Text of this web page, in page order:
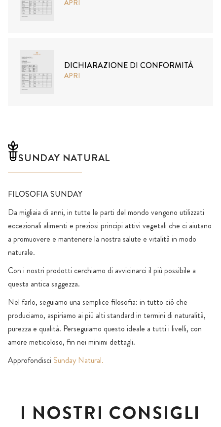
APRI
DICHIARAZIONE DI CONFORMITÀ
APRI
SUNDAY NATURAL
FILOSOFIA SUNDAY
Da migliaia di anni, in tutte le parti del mondo vengono utilizzati
eccezionali alimenti e preziosi principi attivi vegetali che ci aiutano
a promuovere e mantenere la nostra salute e vitalità in modo
naturale.
Con i nostri prodotti cerchiamo di avvicinarci il più possibile a
questa antica saggezza.
Nel farlo, seguiamo una semplice filosofia: in tutto ciò che
produciamo, aspiriamo ai più alti standard in termini di naturalità,
purezza e qualità. Perseguiamo questo ideale a tutti i livelli, con
amore meticoloso, fin nei minimi dettagli.
Approfondisci Sunday Natural.
I NOSTRI CONSIGLI